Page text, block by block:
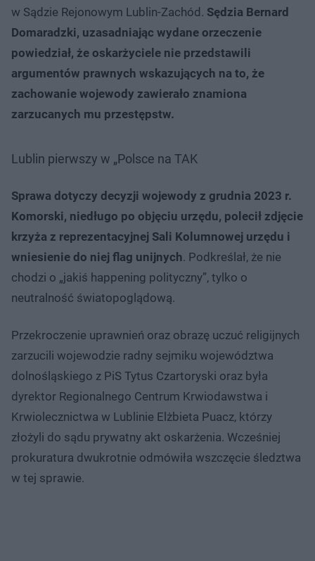
w Sądzie Rejonowym Lublin-Zachód. Sędzia Bernard
Domaradzki, uzasadniając wydane orzeczenie
powiedział, że oskarżyciele nie przedstawili
argumentów prawnych wskazujących na to, że
zachowanie wojewody zawierało znamiona
zarzucanych mu przestępstw.
Lublin pierwszy w „Polsce na TAK
Sprawa dotyczy decyzji wojewody z grudnia 2023 r.
Komorski, niedługo po objęciu urzędu, polecił zdjęcie
krzyża z reprezentacyjnej Sali Kolumnowej urzędu i
wniesienie do niej flag unijnych. Podkreślał, że nie
chodzi o „jakiś happening polityczny”, tylko o
neutralność światopoglądową.
Przekroczenie uprawnień oraz obrazę uczuć religijnych
zarzucili wojewodzie radny sejmiku województwa
dolnośląskiego z PiS Tytus Czartoryski oraz była
dyrektor Regionalnego Centrum Krwiodawstwa i
Krwiolecznictwa w Lublinie Elżbieta Puacz, którzy
złożyli do sądu prywatny akt oskarżenia. Wcześniej
prokuratura dwukrotnie odmówiła wszczęcie śledztwa
w tej sprawie.